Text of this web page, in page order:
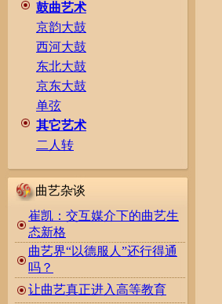
鼓曲艺术
京韵大鼓
西河大鼓
东北大鼓
京东大鼓
单弦
其它艺术
二人转
曲艺杂谈
崔凯：交互媒介下的曲艺生
态新格
曲艺界“以德服人”还行得通
吗？
让曲艺真正进入高等教育